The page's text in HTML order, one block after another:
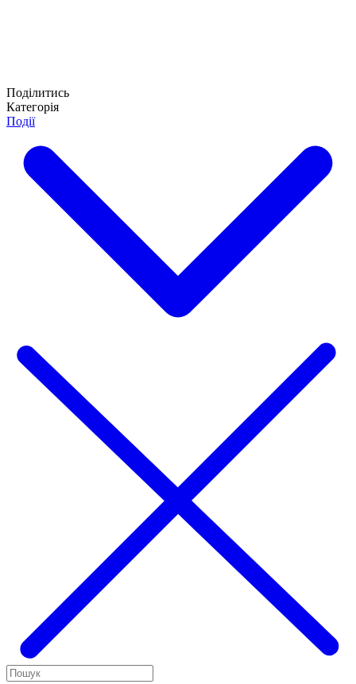
Поділитись
Категорія
Події